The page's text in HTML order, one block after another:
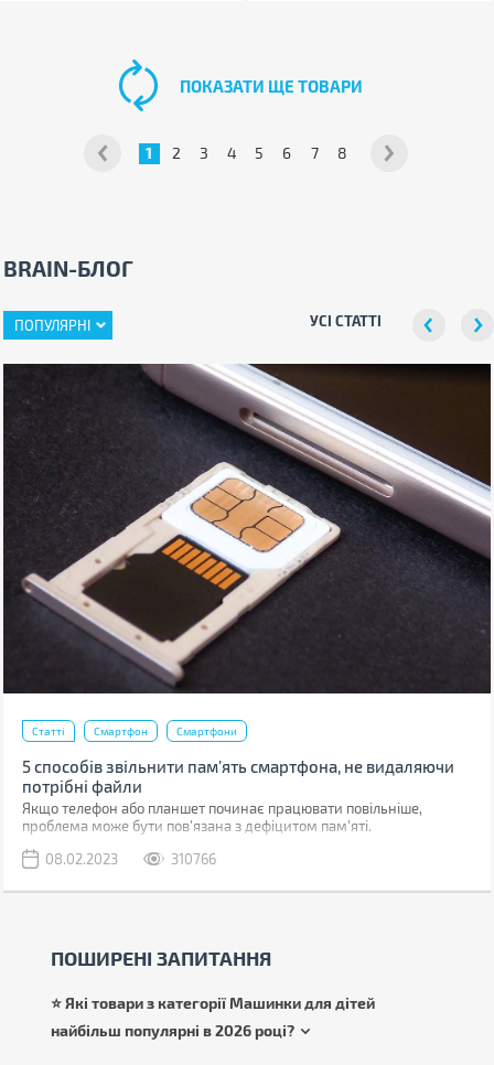
1 2 3 4 5 6 7 8
ПОКАЗАТИ ЩЕ ТОВАРИ
BRAIN-БЛОГ
ПОПУЛЯРНІ УСІ СТАТТІ
Статті Смартфон Смартфони
5 способів звільнити пам’ять смартфона, не видаляючи
потрібні файли
Якщо телефон або планшет починає працювати повільніше,
проблема може бути пов'язана з дефіцитом пам'яті.
08.02.2023
310766
ПОШИРЕНІ ЗАПИТАННЯ
⭐ Які товари з категорії Машинки для дітей
найбільш популярні в 2026 році?